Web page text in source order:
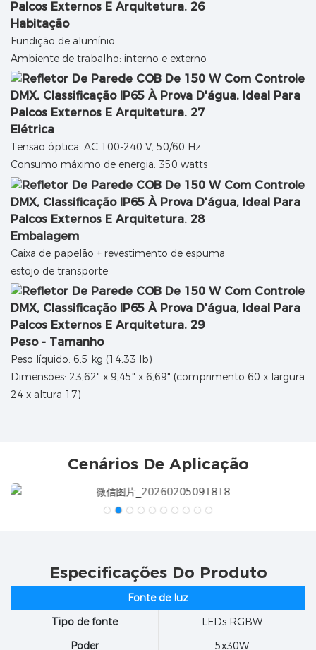
Habitação
Fundição de alumínio
Ambiente de trabalho: interno e externo
Elétrica
Tensão óptica: AC 100-240 V, 50/60 Hz
Consumo máximo de energia: 350 watts
Embalagem
Caixa de papelão + revestimento de espuma
estojo de transporte
Peso - Tamanho
Peso líquido: 6,5 kg (14,33 lb)
Dimensões: 23,62" x 9,45" x 6,69" (comprimento 60 x largura
24 x altura 17)
Cenários De Aplicação
Especificações Do Produto
Fonte de luz
Tipo de fonte
LEDs RGBW
Poder
5x30W